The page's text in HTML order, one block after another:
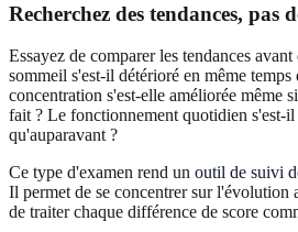
Recherchez des tendances, pas
Essayez de comparer les tendances
sommeil s'est-il détérioré en même
concentration s'est-elle améliorée même
fait ? Le fonctionnement quotidien s'est-il
qu'auparavant ?
Ce type d'examen rend un outil de suivi
Il permet de se concentrer sur l'évolution
de traiter chaque différence de score